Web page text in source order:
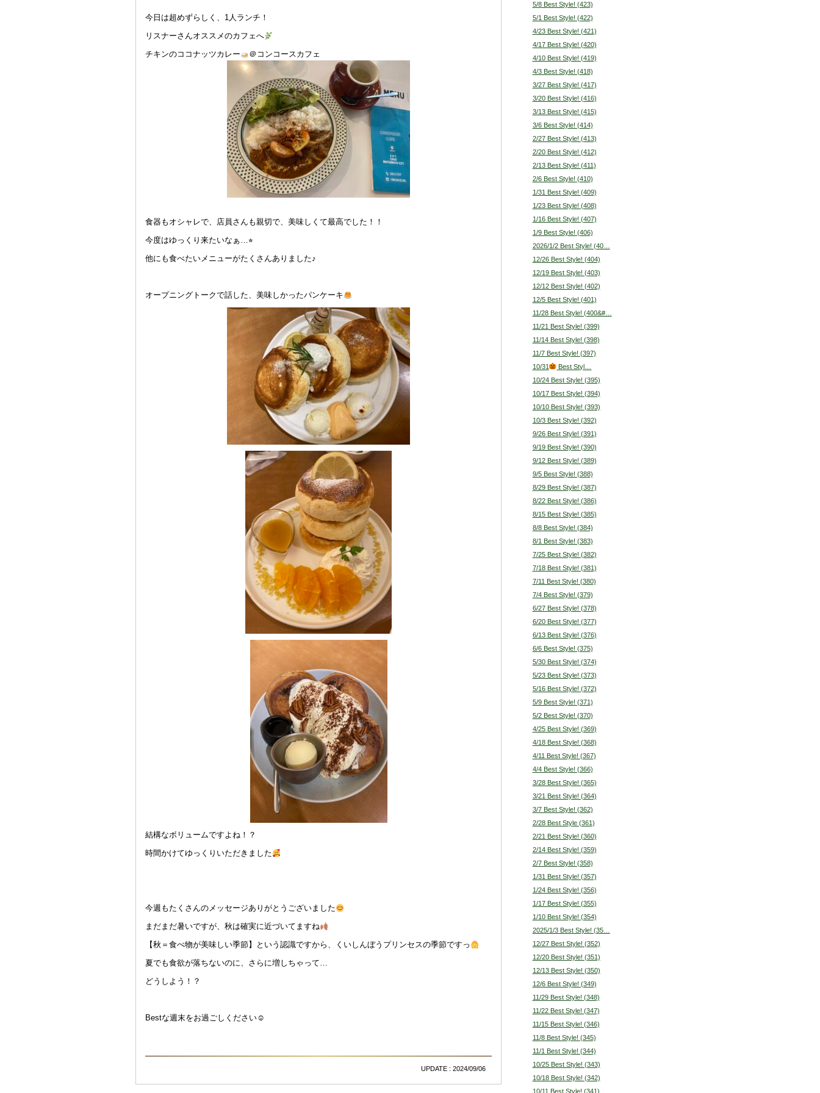
今日は超めずらしく、1人ランチ！
リスナーさんオススメのカフェへ
チキンのココナッツカレー ＠コンコースカフェ
食器もオシャレで、店員さんも親切で、美味しくて最高でした！！
今度はゆっくり来たいなぁ…⭐︎
他にも食べたいメニューがたくさんありました♪
オープニングトークで話した、美味しかったパンケーキ
結構なボリュームですよね！？
時間かけてゆっくりいただきました
今週もたくさんのメッセージありがとうございました
まだまだ暑いですが、秋は確実に近づいてますね
【秋＝食べ物が美味しい季節】という認識ですから、くいしんぼうプリンセスの季節ですっ
夏でも食欲が落ちないのに、さらに増しちゃって…
どうしよう！？
Bestな週末をお過ごしください☺︎
UPDATE : 2024/09/06
5/8 Best Style! (423)
5/1 Best Style! (422)
4/23 Best Style! (421)
4/17 Best Style! (420)
4/10 Best Style! (419)
4/3 Best Style! (418)
3/27 Best Style! (417)
3/20 Best Style! (416)
3/13 Best Style! (415)
3/6 Best Style! (414)
2/27 Best Style! (413)
2/20 Best Style! (412)
2/13 Best Style! (411)
2/6 Best Style! (410)
1/31 Best Style! (409)
1/23 Best Style! (408)
1/16 Best Style! (407)
1/9 Best Style! (406)
2026/1/2 Best Style! (40…
12/26 Best Style! (404)
12/19 Best Style! (403)
12/12 Best Style! (402)
12/5 Best Style! (401)
11/28 Best Style! (400&#…
11/21 Best Style! (399)
11/14 Best Style! (398)
11/7 Best Style! (397)
10/31
Best Styl…
10/24 Best Style! (395)
10/17 Best Style! (394)
10/10 Best Style! (393)
10/3 Best Style! (392)
9/26 Best Style! (391)
9/19 Best Style! (390)
9/12 Best Style! (389)
9/5 Best Style! (388)
8/29 Best Style! (387)
8/22 Best Style! (386)
8/15 Best Style! (385)
8/8 Best Style! (384)
8/1 Best Style! (383)
7/25 Best Style! (382)
7/18 Best Style! (381)
7/11 Best Style! (380)
7/4 Best Style! (379)
6/27 Best Style! (378)
6/20 Best Style! (377)
6/13 Best Style! (376)
6/6 Best Style! (375)
5/30 Best Style! (374)
5/23 Best Style! (373)
5/16 Best Style! (372)
5/9 Best Style! (371)
5/2 Best Style! (370)
4/25 Best Style! (369)
4/18 Best Style! (368)
4/11 Best Style! (367)
4/4 Best Style! (366)
3/28 Best Style! (365)
3/21 Best Style! (364)
3/7 Best Style! (362)
2/28 Best Style (361)
2/21 Best Style! (360)
2/14 Best Style! (359)
2/7 Best Style! (358)
1/31 Best Style! (357)
1/24 Best Style! (356)
1/17 Best Style! (355)
1/10 Best Style! (354)
2025/1/3 Best Style! (35…
12/27 Best Style! (352)
12/20 Best Style! (351)
12/13 Best Style! (350)
12/6 Best Style! (349)
11/29 Best Style! (348)
11/22 Best Style! (347)
11/15 Best Style! (346)
11/8 Best Style! (345)
11/1 Best Style! (344)
10/25 Best Style! (343)
10/18 Best Style! (342)
10/11 Best Style! (341)